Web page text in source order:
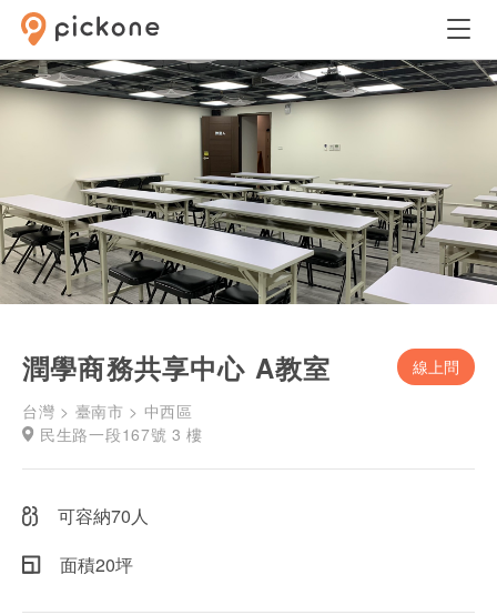
潤學商務共享中心 A教室
線上問
台灣 > 臺南市 > 中西區
民生路一段167號 3 樓
可容納70人
面積20坪